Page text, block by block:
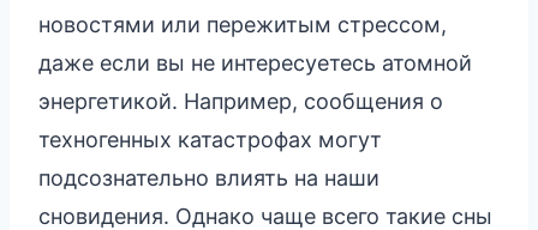
новостями или пережитым стрессом,
даже если вы не интересуетесь атомной
энергетикой. Например, сообщения о
техногенных катастрофах могут
подсознательно влиять на наши
сновидения. Однако чаще всего такие сны